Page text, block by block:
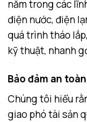
năm trong các
điện nước, điện
quá trình tháo
kỹ thuật, nhanh
Bảo đảm an
Chúng tôi hiểu
giao phó tài sản